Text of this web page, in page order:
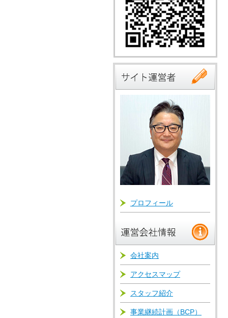
プロフィール
会社案内
アクセスマップ
スタッフ紹介
事業継続計画（BCP）